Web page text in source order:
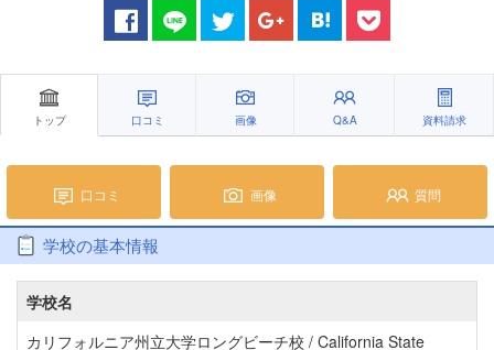
トップ 口コミ 画像 Q&A 資料請求
口コミ 画像 質問
学校の基本情報
学校名
カリフォルニア州立大学ロングビーチ校 / California State